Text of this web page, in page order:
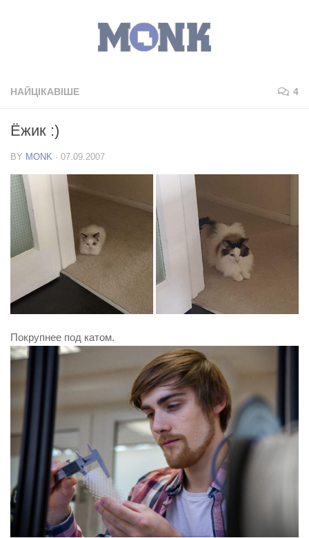
НАЙЦІКАВІШЕ 4
Ёжик :)
BY MONK · 07.09.2007
Покрупнее под катом.